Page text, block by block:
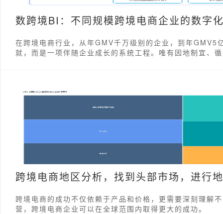
数跨境BI：不同规模跨境电商企业的数字
在跨境电商行业，从年GMV千万级别的企业，到年GMV5
就，而是一项伴随企业成长的系统工程。唯有因地制宜、
跨境电商地区分析，找到头部市场，进行
跨境电商的成功不仅依赖于产品和价格，更需要深刻理解
营，跨境电商企业可以在全球范围内取得更大的成功。